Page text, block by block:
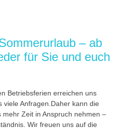
– ab
für Sie und euch
Betriebsferien erreichen uns
Anfragen.Daher kann die
Zeit in Anspruch nehmen –
Wir freuen uns auf die